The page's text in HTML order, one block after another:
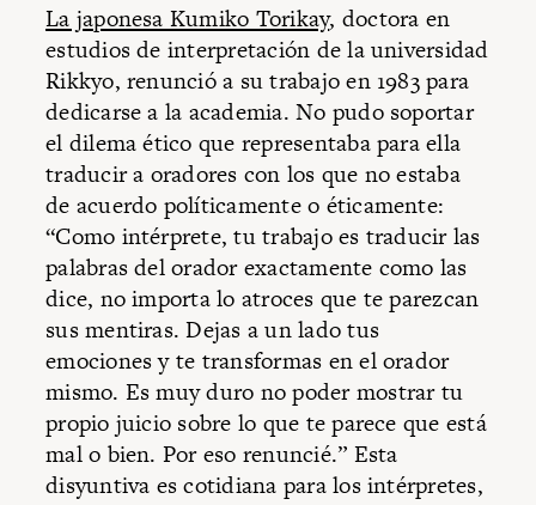
La japonesa Kumiko Torikay, doctora en
estudios de interpretación de la universidad
Rikkyo, renunció a su trabajo en 1983 para
dedicarse a la academia. No pudo soportar
el dilema ético que representaba para ella
traducir a oradores con los que no estaba
de acuerdo políticamente o éticamente:
“Como intérprete, tu trabajo es traducir las
palabras del orador exactamente como las
dice, no importa lo atroces que te parezcan
sus mentiras. Dejas a un lado tus
emociones y te transformas en el orador
mismo. Es muy duro no poder mostrar tu
propio juicio sobre lo que te parece que está
mal o bien. Por eso renuncié.” Esta
disyuntiva es cotidiana para los intérpretes,